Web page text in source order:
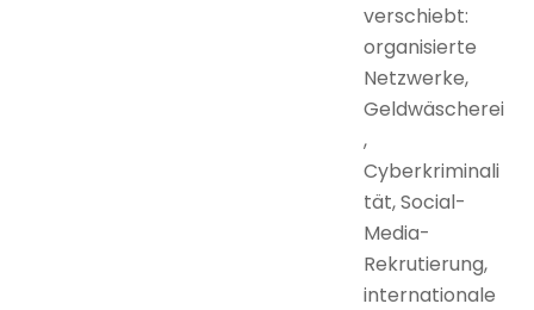
verschiebt:
organisierte
Netzwerke,
Geldwäscherei
,
Cyberkriminali
tät, Social-
Media-
Rekrutierung,
internationale